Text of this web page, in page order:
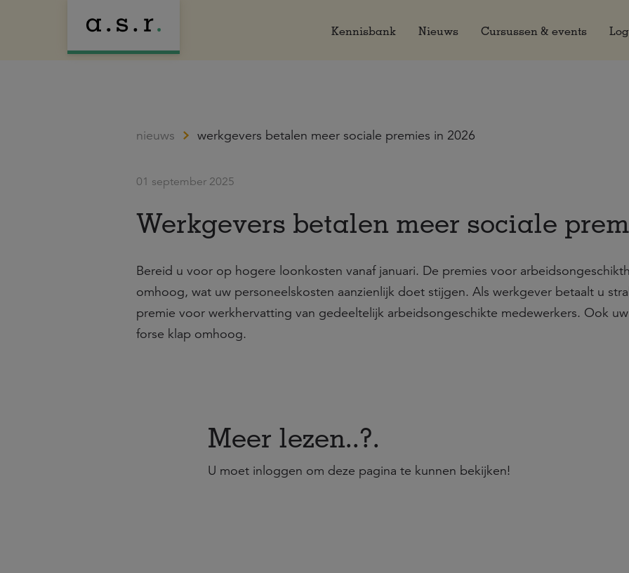
Kennisbank Nieuws Cursussen & events
nieuws werkgevers betalen meer sociale premies in 2026
01 september 2025
Werkgevers betalen meer sociale
Bereid u voor op hogere loonkosten vanaf januari. De premies voor
omhoog, wat uw personeelskosten aanzienlijk doet stijgen. Als werkgever betaalt u
premie voor werkhervatting van gedeeltelijk arbeidsongeschikte medewerkers. Ook
forse klap omhoog.
Meer lezen..?.
U moet inloggen om deze pagina te kunnen bekijken!